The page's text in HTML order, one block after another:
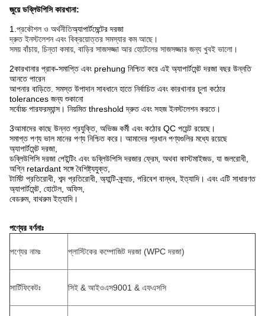
জুয়ে ডব্লিউপিসি কারখানা:
1. প্রকৌশল ও অর্থনীতিঅ্যাপার্টমেন্টের দরজা
দ্রুত ইনস্টলেশন এবং বিক্রয়োত্তর সমস্যার কম আছে।
সময় বাঁচায়, চিন্তা কমায়, বাড়ির সাজসজ্জা আর হোটেলের সাজসজ্জার জন্য খুবই ভালো।
2কারখানার প্রাক-সমাপ্তি এবং prehung নিশ্চিত করে এই অ্যাপার্টমেন্ট দরজা বছর উন্নতি
আনতে পারেন
আপনার বাড়িতে. সমস্ত উপাদান সাবধানে হাতে নির্বাচিত এবং কারখানার চুলা কঠোর
tolerances জন্য শুকানো
সর্বোচ্চ পারফরম্যান্স। নিয়মিত threshold দ্রুত এবং সহজ ইনস্টলেশন করতে।
3আমাদের কাছে উন্নত প্রযুক্তি, অভিজ্ঞ কর্মী এবং কঠোর QC পয়েন্ট রয়েছে।
সমাপ্ত পণ্য ভাল মানের পণ্য নিশ্চিত করে। আমাদের প্রধান পণ্যগুলির মধ্যে রয়েছে
অ্যাপার্টমেন্ট দরজা,
ডব্লিউপিসি দরজা পেইন্টিং এবং ডব্লিউপিসি দরজার ফ্রেম, অথবা কাস্টমাইজড, যা জলরোধী,
অগ্নি retardant সঙ্গে বৈশিষ্ট্যযুক্ত,
টার্মিট প্রতিরোধী, শব্দ প্রতিরোধী, অ্যান্টি-ক্র্যাচ, পরিবেশ বান্ধব, ইত্যাদি। এবং এটি সাধারণত
অ্যাপার্টমেন্ট, হোটেল, অফিস,
বেডরুম, বাথরুম ইত্যাদি।
পণ্যের বর্ণনাঃ
পণ্যের নামঃ প্লাস্টিকের কম্পোজিট দরজা (WPC দরজা)
সার্টিফিকেটঃ সিই & আইওএস9001 & এফএসসি